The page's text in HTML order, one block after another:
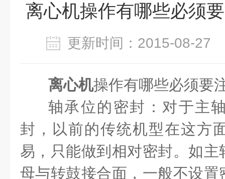
离心机操作有哪些必须
更新时间：2015-08-
离心机操作有哪些必须要
轴承位的密封：对于主
封，以前的传统机型在这方
易，只能做到相对密封。如
母与转鼓接合面，一般不设